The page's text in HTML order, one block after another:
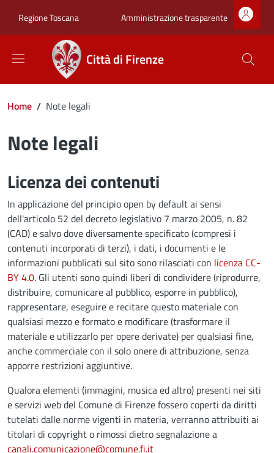
Regione Toscana Zona superiore
Amministrazione trasparente
Città di Firenze
Briciole di pane
Home / Note legali
Note legali
Licenza dei contenuti
In applicazione del principio open by default ai sensi
dell'articolo 52 del decreto legislativo 7 marzo 2005, n. 82
(CAD) e salvo dove diversamente specificato (compresi i
contenuti incorporati di terzi), i dati, i documenti e le
informazioni pubblicati sul sito sono rilasciati con licenza CC-
BY 4.0. Gli utenti sono quindi liberi di condividere (riprodurre,
distribuire, comunicare al pubblico, esporre in pubblico),
rappresentare, eseguire e recitare questo materiale con
qualsiasi mezzo e formato e modificare (trasformare il
materiale e utilizzarlo per opere derivate) per qualsiasi fine,
anche commerciale con il solo onere di attribuzione, senza
apporre restrizioni aggiuntive.
Qualora elementi (immagini, musica ed altro) presenti nei siti
e servizi web del Comune di Firenze fossero coperti da diritti
tutelati dalle norme vigenti in materia, verranno attribuiti ai
titolari di copyright o rimossi dietro segnalazione a
canali.comunicazione@comune.fi.it